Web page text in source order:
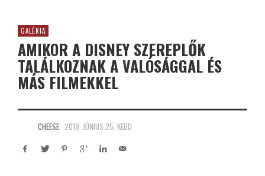
GALÉRIA
AMIKOR A DISNEY SZEREPLŐK
TALÁLKOZNAK A VALÓSÁGGAL ÉS
MÁS FILMEKKEL
CHEESE 2019. JÚNIUS 25. KEDD